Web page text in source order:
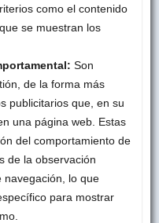
como el contenido
se muestran los
Son
de la forma más
publicitarios que, en su
una página web. Estas
del comportamiento de
de la observación
navegación, lo que
para mostrar